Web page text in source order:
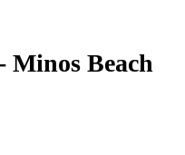
Minos Beach